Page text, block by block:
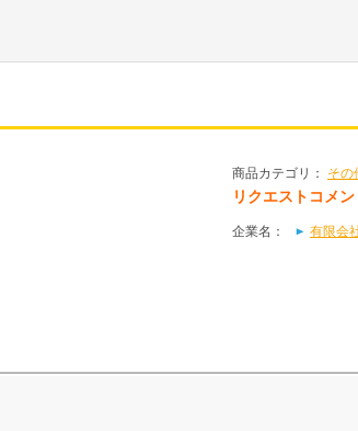
商品カテゴリ： その
リクエストコメ
企業名： 有限会